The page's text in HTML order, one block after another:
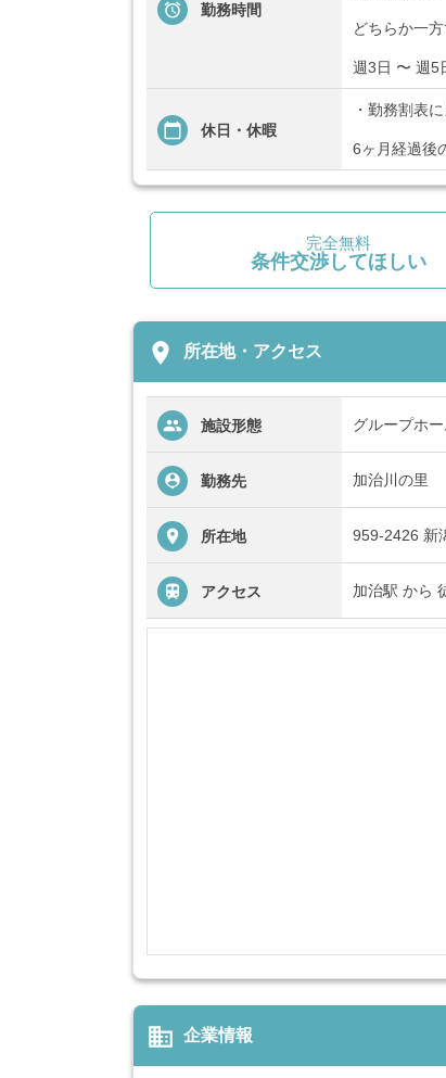
勤務時間
どちらか一
週3日 〜 週5
休日・休暇
・勤務割表
6ヶ月経過後
完全無料
条件交渉してほしい
place 所在地・アクセス
施設形態 グループホー
勤務先 加治川の里
所在地 959-2426 新
アクセス 加治駅 から
business 企業情報